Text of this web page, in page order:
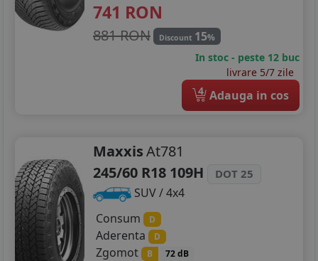
741 RON
881 RON Discount 15%
In stoc - peste 12 buc
livrare 5/7 zile
4 Adauga in cos
MaxxisAt781
245/60 R18 109H
DOT 25
SUV / 4x4
Consum
D
Aderenta D
Zgomot B 72 dB